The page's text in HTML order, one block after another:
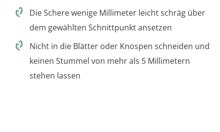
Die Schere wenige Millimeter leicht schräg über
dem gewählten Schnittpunkt ansetzen
Nicht in die Blätter oder Knospen schneiden und
keinen Stummel von mehr als 5 Millimetern
stehen lassen